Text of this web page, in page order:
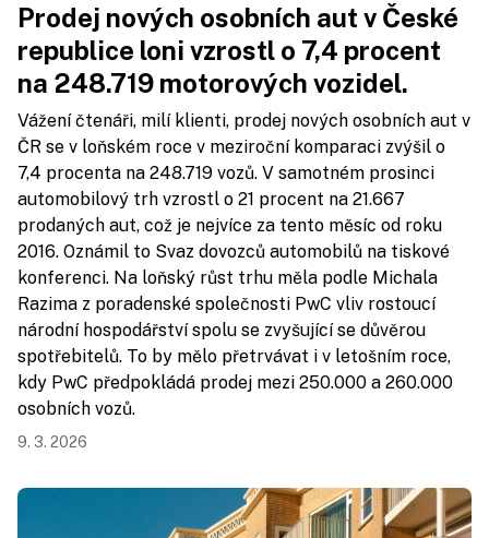
Prodej nových osobních aut v České
republice loni vzrostl o 7,4 procent
na 248.719 motorových vozidel.
Vážení čtenáři, milí klienti, prodej nových osobních aut v
ČR se v loňském roce v meziroční komparaci zvýšil o
7,4 procenta na 248.719 vozů. V samotném prosinci
automobilový trh vzrostl o 21 procent na 21.667
prodaných aut, což je nejvíce za tento měsíc od roku
2016. Oznámil to Svaz dovozců automobilů na tiskové
konferenci. Na loňský růst trhu měla podle Michala
Razima z poradenské společnosti PwC vliv rostoucí
národní hospodářství spolu se zvyšující se důvěrou
spotřebitelů. To by mělo přetrvávat i v letošním roce,
kdy PwC předpokládá prodej mezi 250.000 a 260.000
osobních vozů.
9. 3. 2026